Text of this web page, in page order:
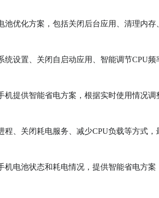
池优化方案，包括关闭后台应用、清理内
统设置、关闭自启动应用、智能调节CPU
机提供智能省电方案，根据实时使用情况
程、关闭耗电服务、减少CPU负载等方式
机电池状态和耗电情况，提供智能省电方